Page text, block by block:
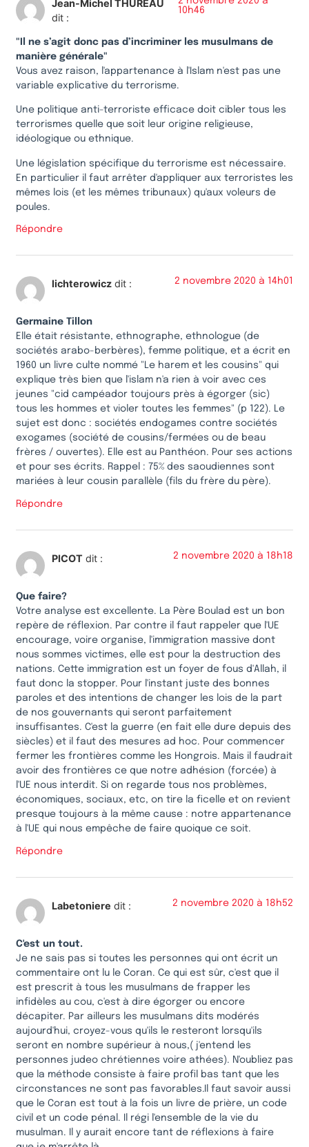
Jean-Michel THUREAU
dit :
10h46
"Il ne s’agit donc pas d’incriminer les musulmans de
manière générale"
Vous avez raison, l'appartenance à l'Islam n'est pas une
variable explicative du terrorisme.
Une politique anti-terroriste efficace doit cibler tous les
terrorismes quelle que soit leur origine religieuse,
idéologique ou ethnique.
Une législation spécifique du terrorisme est nécessaire.
En particulier il faut arrêter d'appliquer aux terroristes les
mêmes lois (et les mêmes tribunaux) qu'aux voleurs de
poules.
Répondre
lichterowicz dit : 2 novembre 2020 à 14h01
Germaine Tillon
Elle était résistante, ethnographe, ethnologue (de
sociétés arabo-berbères), femme politique, et a écrit en
1960 un livre culte nommé "Le harem et les cousins" qui
explique très bien que l'islam n'a rien à voir avec ces
jeunes "cid campéador toujours près à égorger (sic)
tous les hommes et violer toutes les femmes" (p 122). Le
sujet est donc : sociétés endogames contre sociétés
exogames (société de cousins/fermées ou de beau
frères / ouvertes). Elle est au Panthéon. Pour ses actions
et pour ses écrits. Rappel : 75% des saoudiennes sont
mariées à leur cousin parallèle (fils du frère du père).
Répondre
PICOT dit : 2 novembre 2020 à 18h18
Que faire?
Votre analyse est excellente. La Père Boulad est un bon
repère de réflexion. Par contre il faut rappeler que l'UE
encourage, voire organise, l'immigration massive dont
nous sommes victimes, elle est pour la destruction des
nations. Cette immigration est un foyer de fous d'Allah, il
faut donc la stopper. Pour l'instant juste des bonnes
paroles et des intentions de changer les lois de la part
de nos gouvernants qui seront parfaitement
insuffisantes. C'est la guerre (en fait elle dure depuis des
siècles) et il faut des mesures ad hoc. Pour commencer
fermer les frontières comme les Hongrois. Mais il faudrait
avoir des frontières ce que notre adhésion (forcée) à
l'UE nous interdit. Si on regarde tous nos problèmes,
économiques, sociaux, etc, on tire la ficelle et on revient
presque toujours à la même cause : notre appartenance
à l'UE qui nous empêche de faire quoique ce soit.
Répondre
Labetoniere dit : 2 novembre 2020 à 18h52
C'est un tout.
Je ne sais pas si toutes les personnes qui ont écrit un
commentaire ont lu le Coran. Ce qui est sûr, c'est que il
est prescrit à tous les musulmans de frapper les
infidèles au cou, c'est à dire égorger ou encore
décapiter. Par ailleurs les musulmans dits modérés
aujourd'hui, croyez-vous qu'ils le resteront lorsqu'ils
seront en nombre supérieur à nous,( j'entend les
personnes judeo chrétiennes voire athées). N'oubliez pas
que la méthode consiste à faire profil bas tant que les
circonstances ne sont pas favorables.Il faut savoir aussi
que le Coran est tout à la fois un livre de prière, un code
civil et un code pénal. Il régi l'ensemble de la vie du
musulman. Il y aurait encore tant de réflexions à faire